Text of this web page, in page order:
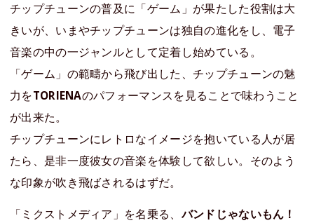
チップチューンの普及に「ゲーム」が果たした役割は大
きいが、いまやチップチューンは独自の進化をし、電子
音楽の中の一ジャンルとして定着し始めている。
「ゲーム」の範疇から飛び出した、チップチューンの魅
力をTORIENAのパフォーマンスを見ることで味わうこと
が出来た。
チップチューンにレトロなイメージを抱いている人が居
たら、是非一度彼女の音楽を体験して欲しい。そのよう
な印象が吹き飛ばされるはずだ。
「ミクストメディア」を名乗る、バンドじゃないもん！